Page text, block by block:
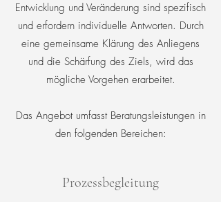
Entwicklung und Veränderung sind spezifisch
und erfordern individuelle Antworten. Durch
eine gemeinsame Klärung des Anliegens
und die Schärfung des Ziels, wird das
mögliche Vorgehen erarbeitet.
Das Angebot umfasst Beratungsleistungen in
den folgenden Bereichen:
Prozessbegleitung